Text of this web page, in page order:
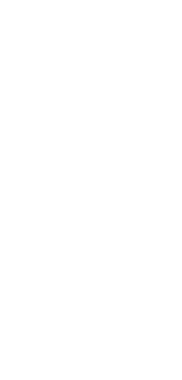
no local
com vagas de
na propriedade